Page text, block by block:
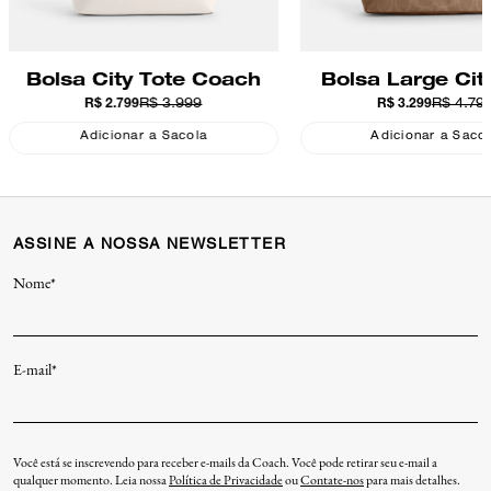
Bolsa City Tote Coach
R$ 3.999
R$ 2.799
Adicionar a Sacola
Bolsa Large
Maxi Signature
R$
R$ 3.299
Adicionar a
ASSINE A NOSSA NEWSLETTER
Nome*
E-mail*
Você está se inscrevendo para receber e-mails da Coach. Você pode retirar seu e-mail a
qualquer momento. Leia nossaPolítica de PrivacidadeouContate-nospara mais detalhes.